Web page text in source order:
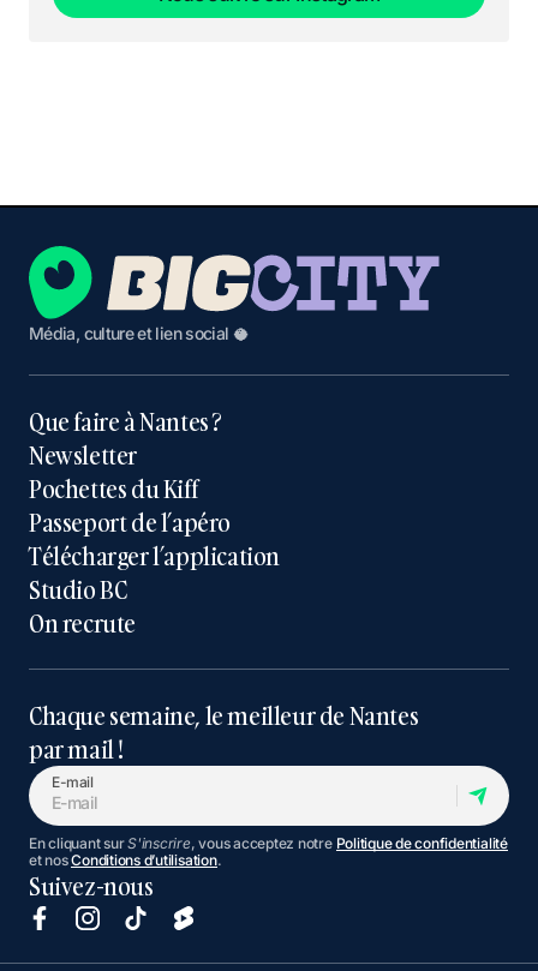
Média, culture et lien social 🥥
Que faire à Nantes ?
Newsletter
Pochettes du Kiff
Passeport de l’apéro
Télécharger l’application
Studio BC
On recrute
Chaque semaine, le meilleur de Nantes
par mail !
E-mail
En cliquant surS'inscrire, vous acceptez notre Politique de confidentialité
et nosConditions d’utilisation.
Suivez-nous